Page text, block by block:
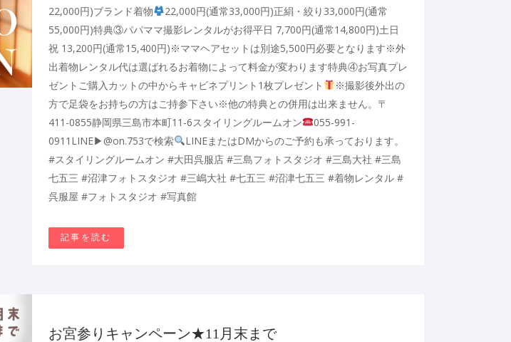
22,000円)ブランド着物
22,000円(通常33,000円)正絹・絞り33,000円(通常
55,000円)特典③パパママ撮影レンタルがお得平日 7,700円(通常14,800円)土日
祝 13,200円(通常15,400円)※ママヘアセットは別途5,500円必要となります※外
出着物レンタル代は選ばれるお着物によって料金が変わります特典④お写真プレ
ゼントご購入カットの中からキャビネプリント1枚プレゼント
※撮影後外出の
方で足袋をお持ちの方はご持参下さい※他の特典との併用は出来ません。〒
411-0855静岡県三島市本町11-6スタイリングルームオン
055-991-
0911LINE▶︎@on.753で検索
LINEまたはDMからのご予約も承っております。
#スタイリングルームオン #大田呉服店 #三島フォトスタジオ #三島大社 #三島
七五三 #沼津フォトスタジオ #三嶋大社 #七五三 #沼津七五三 #着物レンタル #
呉服屋 #フォトスタジオ #写真館
記事を読む
お宮参りキャンペーン★11月末まで